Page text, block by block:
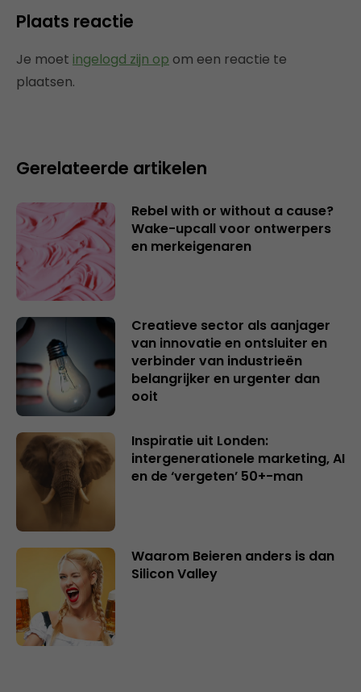
Plaats reactie
Je moet ingelogd zijn op om een reactie te
plaatsen.
Gerelateerde artikelen
Rebel with or without a cause?
Wake-upcall voor ontwerpers
en merkeigenaren
Creatieve sector als aanjager
van innovatie en ontsluiter en
verbinder van industrieën
belangrijker en urgenter dan
ooit
Inspiratie uit Londen:
intergenerationele marketing, AI
en de ‘vergeten’ 50+-man
Waarom Beieren anders is dan
Silicon Valley